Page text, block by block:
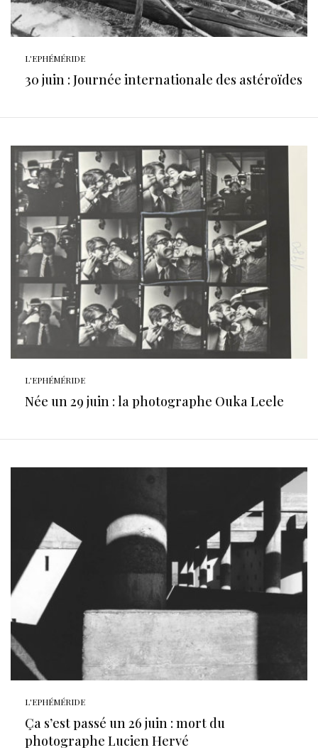
L'EPHÉMÉRIDE
30 juin : Journée internationale des astéroïdes
L'EPHÉMÉRIDE
Née un 29 juin : la photographe Ouka Leele
L'EPHÉMÉRIDE
Ça s’est passé un 26 juin : mort du
photographe Lucien Hervé